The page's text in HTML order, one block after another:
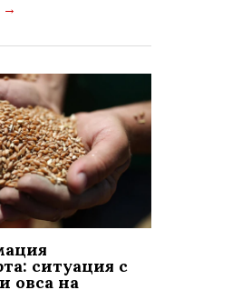
→
ситуация с
овса на